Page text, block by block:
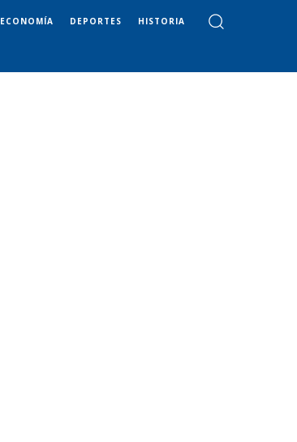
ECONOMÍA DEPORTES HISTORIA